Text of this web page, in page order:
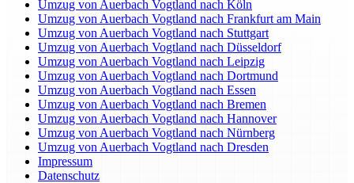
Umzug von Auerbach Vogtland nach Köln
Umzug von Auerbach Vogtland nach Frankfurt am Main
Umzug von Auerbach Vogtland nach Stuttgart
Umzug von Auerbach Vogtland nach Düsseldorf
Umzug von Auerbach Vogtland nach Leipzig
Umzug von Auerbach Vogtland nach Dortmund
Umzug von Auerbach Vogtland nach Essen
Umzug von Auerbach Vogtland nach Bremen
Umzug von Auerbach Vogtland nach Hannover
Umzug von Auerbach Vogtland nach Nürnberg
Umzug von Auerbach Vogtland nach Dresden
Impressum
Datenschutz